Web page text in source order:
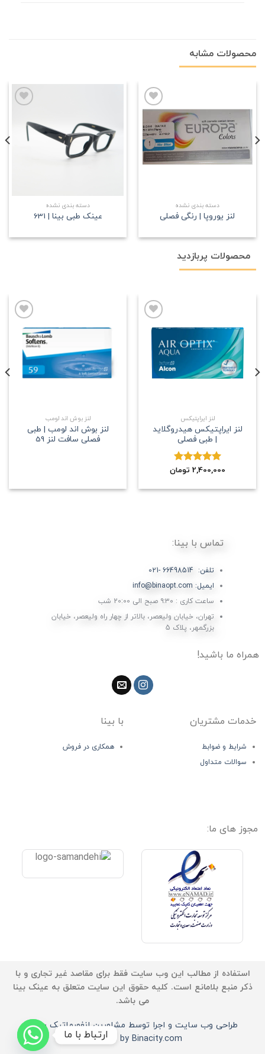
محصولات مشابه
علاقه
مندی
دسته بندی نشده
لنز یوروپا | رنگی فصلی
علاقه
مندی
دسته بندی نشده
عینک طبی بینا | 631
محصولات پربازدید
مندی
لنز ایراپتیکس
لنز ایراپتیکس هیدروگلاید
| طبی فصلی
نمره5.002,400,000 تومان
علاقه
مندی
لنز بوش اند لومب
لنز بوش اند لومب | طبی
فصلی سافت لنز 59
تماس با بینا:
تلفن: 66498514 -021
ایمیل: info@binaopt.com
ساعت کاری : ۹:۳۰ صبح الی 20:00 شب
تهران، خیابان ولیعصر، بالاتر از چهار راه ولیعصر، خیابان
بزرگمهر، پلاک 5
همراه ما باشید!
خدمات مشتریان
شرایط و ضوابط
سوالات متداول
با بینا
همکاری در فروش
مجوز های ما:
استفاده از مطالب این وب سایت فقط برای مقاصد غیر تجاری و با
ذکر منبع بلامانع است. کلیه حقوق این سایت متعلق به عینک بینا
می باشد.
طراحی وب سایت و اجرا توسط مشاورین انفورماتیک بینا -
Powered by Binacity.com
ارتباط با ما